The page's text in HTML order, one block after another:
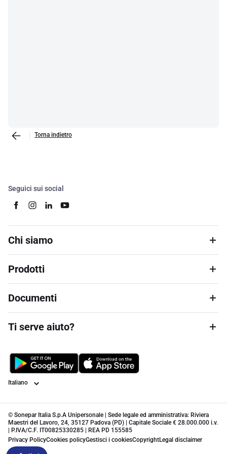
Torna indietro
Seguici sui social
Chi siamo
Prodotti
Documenti
Ti serve aiuto?
Lingua
© Sonepar Italia S.p.A Unipersonale | Sede legale ed amministrativa: Riviera
Maestri del Lavoro, 24, 35127 Padova (PD) | Capitale Sociale € 28.000.000 i.v.
| P.IVA/C.F. IT00825330285 | REA PD 155585
Privacy PolicyCookies policyGestisci i cookiesCopyrightLegal disclaimer